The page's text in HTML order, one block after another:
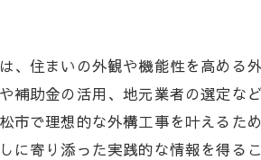
住まいの外観や機能性を高める
補助金の活用、地元業者の選定な
市で理想的な外構工事を叶えるた
寄り添った実践的な情報を得る